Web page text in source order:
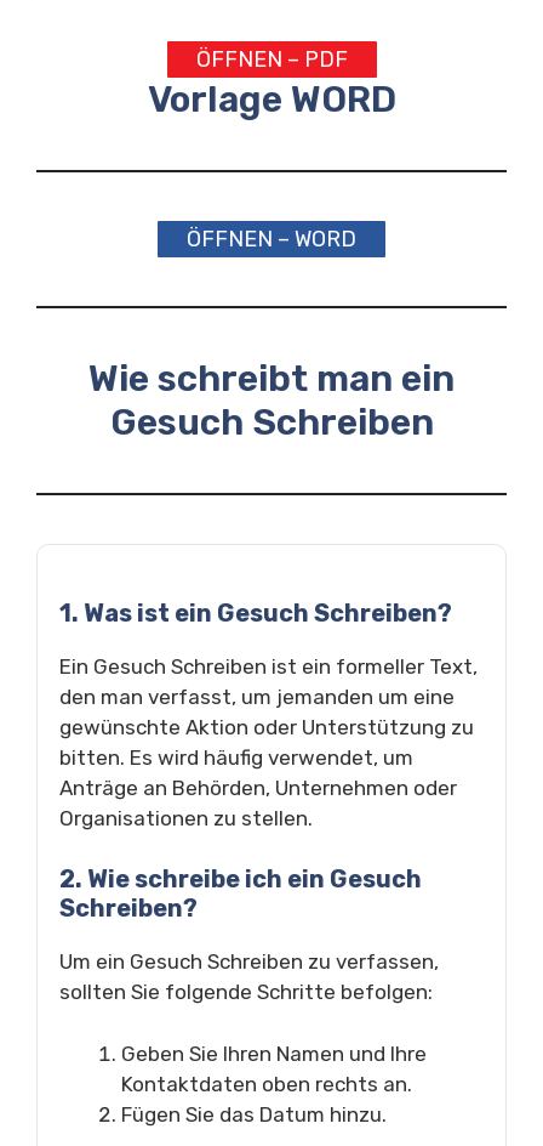
ÖFFNEN – PDF
Vorlage WORD
ÖFFNEN – WORD
Wie schreibt man ein
Gesuch Schreiben
1. Was ist ein Gesuch Schreiben?
Ein Gesuch Schreiben ist ein formeller Text,
den man verfasst, um jemanden um eine
gewünschte Aktion oder Unterstützung zu
bitten. Es wird häufig verwendet, um
Anträge an Behörden, Unternehmen oder
Organisationen zu stellen.
2. Wie schreibe ich ein Gesuch
Schreiben?
Um ein Gesuch Schreiben zu verfassen,
sollten Sie folgende Schritte befolgen:
Geben Sie Ihren Namen und Ihre
Kontaktdaten oben rechts an.
Fügen Sie das Datum hinzu.